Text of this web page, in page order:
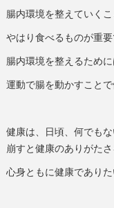
腸内環境を整えていく
やはり食べるものが重要
腸内環境を整えるため
運動で腸を動かすこと
健康は、日頃、何でも
崩すと健康のありがたさ
心身ともに健康でありた